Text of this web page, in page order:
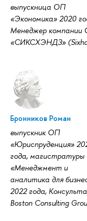
выпускница ОП
«Экономика» 2020
Менеджер
«СИКСХЭНДЗ»
Бронников Роман
выпускник ОП
«Юриспруденция»
года, магистратуры
«Менеджмент и
аналитика для
2022 года,
Boston Consulting